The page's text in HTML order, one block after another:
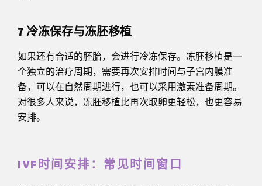
7 冷冻保存与冻胚移植
如果还有合适的胚胎，会进行冷冻保存。冻胚移植是一
个独立的治疗周期，需要再次安排时间与子宫内膜准
备，可以在自然周期进行，也可以采用激素准备周期。
对很多人来说，冻胚移植比再次取卵更轻松，也更容易
安排。
IVF时间安排：常见时间窗口